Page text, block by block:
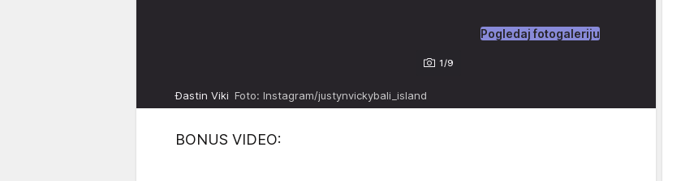
1/9
Pogledaj fotogaleriju
Đastin Viki Foto: Instagram/justynvickybali_island
BONUS VIDEO: